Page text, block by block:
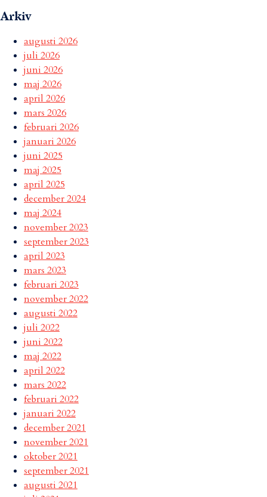
Arkiv
augusti 2026
juli 2026
juni 2026
maj 2026
april 2026
mars 2026
februari 2026
januari 2026
juni 2025
maj 2025
april 2025
december 2024
maj 2024
november 2023
september 2023
april 2023
mars 2023
februari 2023
november 2022
augusti 2022
juli 2022
juni 2022
maj 2022
april 2022
mars 2022
februari 2022
januari 2022
december 2021
november 2021
oktober 2021
september 2021
augusti 2021